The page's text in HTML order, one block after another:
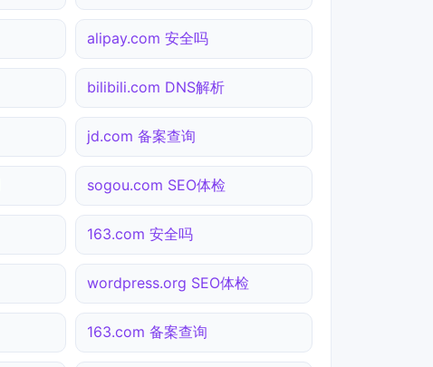
alipay.com 安全吗
bilibili.com DNS解析
jd.com 备案查询
sogou.com SEO体检
163.com 安全吗
wordpress.org SEO体检
163.com 备案查询